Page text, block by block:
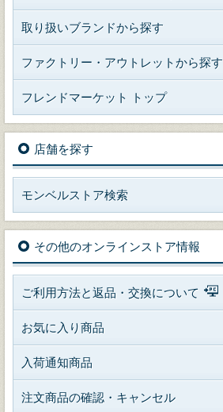
取り扱いブランドから探す
ファクトリー・アウトレットから探す
フレンドマーケット トップ
店舗を探す
モンベルストア検索
その他のオンラインストア情報
ご利用方法と返品・交換について
お気に入り商品
入荷通知商品
注文商品の確認・キャンセル